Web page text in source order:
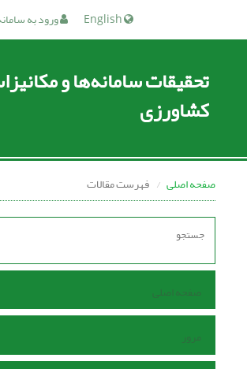
ورود به
تحقیقات سامانه‌ها و
کشاورزی
صفحه اصلی فهرست مقالات
صفحه اصلی
مرور